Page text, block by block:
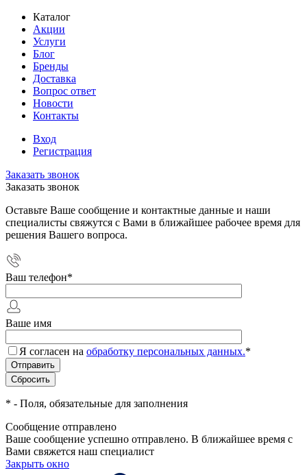
Каталог
Акции
Услуги
Блог
Бренды
Доставка
Вопрос ответ
Новости
Контакты
Вход
Регистрация
Заказать звонок
Заказать звонок
Оставьте Ваше сообщение и контактные данные и наши
специалисты свяжутся с Вами в ближайшее рабочее время для
решения Вашего вопроса.
Ваш телефон*
Ваше имя
Я согласен на обработку персональных данных.*
* - Поля, обязательные для заполнения
Сообщение отправлено
Ваше сообщение успешно отправлено. В ближайшее время с
Вами свяжется наш специалист
Закрыть окно